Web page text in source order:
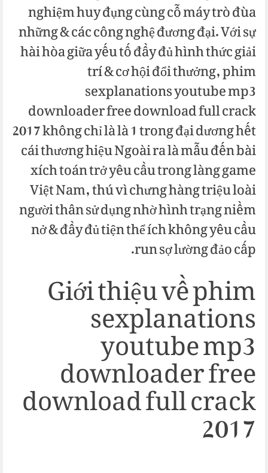
nghiệm huy đụng cùng cỗ máy trò đùa
những & các công nghệ đương đại. Với sự
hài hòa giữa yếu tố đầy đủ hình thức giải
trí & cơ hội đổi thưởng, phim
sexplanations youtube mp3
downloader free download full crack
2017 không chỉ là là 1 trong đại dương hết
cái thương hiệu Ngoài ra là mẫu đến bài
xích toán trở yêu cầu trong làng game
Việt Nam, thú vì chưng hàng triệu loài
người thân sử dụng nhờ hình trạng niềm
nở & đầy đủ tiện thể ích không yêu cầu
run sợ lường đảo cấp.
Giới thiệu về phim
sexplanations
youtube mp3
downloader free
download full crack
2017